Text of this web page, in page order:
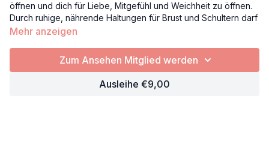
öffnen und dich für Liebe, Mitgefühl und Weichheit zu öffnen.
Durch ruhige, nährende Haltungen für Brust und Schultern darf
dein Körper loslassen, während du dich innerlich für das
Fließende, achtsame Bewegungen im Sitzen verbinden sich
der du das Bild eines Samens im Herzen entstehen lässt, der
Mehr anzeigen
Zum Ansehen Mitglied werden
Ausleihe €9,00